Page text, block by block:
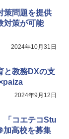
策問題を提供
対策が可能
2024年10月31日
と教務DXの支
2024年9月12日
「コエテコStu
加高校を募集